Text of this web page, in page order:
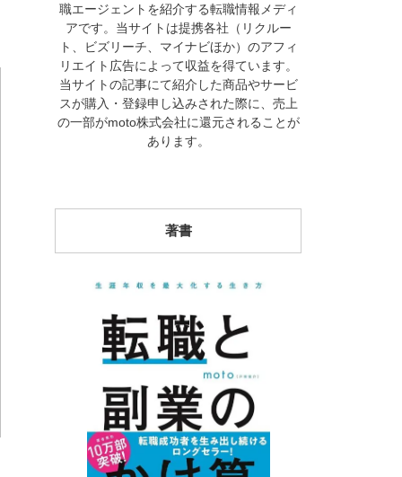
職エージェントを紹介する転職情報メディ
アです。当サイトは提携各社（リクルー
ト、ビズリーチ、マイナビほか）のアフィ
リエイト広告によって収益を得ています。
当サイトの記事にて紹介した商品やサービ
スが購入・登録申し込みされた際に、売上
の一部がmoto株式会社に還元されることが
あります。
著書